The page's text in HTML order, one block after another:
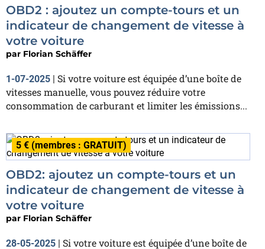
OBD2 : ajoutez un compte-tours et un
indicateur de changement de vitesse à
votre voiture
par Florian Schäffer
1-07-2025
Si votre voiture est équipée d’une boîte de
vitesses manuelle, vous pouvez réduire votre
consommation de carburant et limiter les émissions...
5 € (membres : GRATUIT)
OBD2: ajoutez un compte-tours et un
indicateur de changement de vitesse à
votre voiture
par Florian Schäffer
28-05-2025
Si votre voiture est équipée d’une boîte de